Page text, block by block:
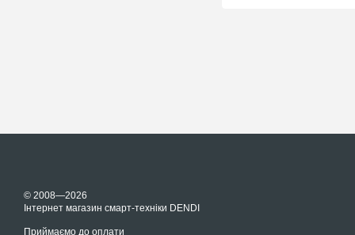
© 2008—2026
Інтернет магазин смарт-техніки DENDI
Приймаємо до оплати